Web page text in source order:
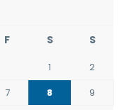
F S S
1
2
7 8
9